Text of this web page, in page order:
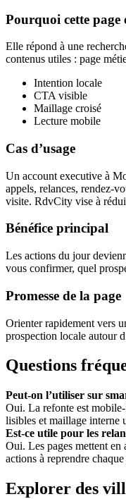
Pourquoi cette page
Elle répond à une
contenus utiles : page
Intention locale
CTA visible
Maillage croisé
Lecture mobile
Cas d’usage
Un account executive à
appels, relances, rendez-
visite. RdvCity vise à
Bénéfice principal
Les actions du jour
vous confirmer, quel
Promesse de la page
Orienter rapidement vers
prospection locale autour
Questions
Peut-on l’utiliser sur
Oui. La refonte est
lisibles et maillage interne
Est-ce utile pour les
Oui. Les pages mettent en
actions à reprendre
Explorer des